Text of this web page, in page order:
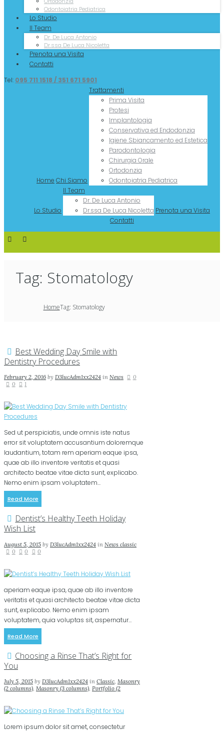
Odontoiatria Pediatrica
Lo Studio
Il Team
Dr. De Luca Antonio
Dr.ssa De Luca Nicoletta
Prenota una Visita
Contatti
Tel: 095 711 1518 / 351 671 5901
Home Chi Siamo
Trattamenti
Prima Visita
Protesi
Implantologia
Conservativa ed Endodonzia
Igiene Sbiancamento ed Estetica
Parodontologia
Chirurgia Orale
Ortodonzia
Odontoiatria Pediatrica
Lo Studio
Il Team
Dr. De Luca Antonio
Dr.ssa De Luca Nicoletta Prenota una Visita
Contatti
Tag: Stomatology
HomeTag: Stomatology
Best Wedding Day Smile with
Dentistry Procedures
February 2, 2016 by D3lucAdm1xx2424 in News
0
0
1
Sed ut perspiciatis, unde omnis iste natus
error sit voluptatem accusantium doloremque
laudantium, totam rem aperiam eaque ipsa,
quae ab illo inventore veritatis et quasi
architecto beatae vitae dicta sunt, explicabo.
Nemo enim ipsam voluptatem...
Read More
Dentist’s Healthy Teeth Holiday
Wish List
August 5, 2015 by D3lucAdm1xx2424 in News classic
0
0 0
aperiam eaque ipsa, quae ab illo inventore
veritatis et quasi architecto beatae vitae dicta
sunt, explicabo. Nemo enim ipsam
voluptatem, quia voluptas sit, aspernatur…
Read More
Choosing a Rinse That’s Right for
You
July 5, 2015 by D3lucAdm1xx2424 in Classic, Masonry
(2 columns), Masonry (3 columns), Portfolio (2
Lorem ipsum dolor sit amet, consectetur